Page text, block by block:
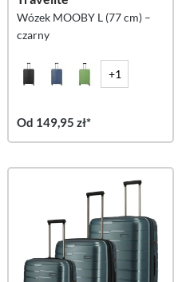
Wózek MOOBY L (77 cm) –
czarny
+1
Od 149,95 zł*